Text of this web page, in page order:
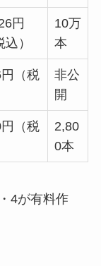
円
込）
10万
本
（税
非公
開
（税
2,80
0本
4が有料作